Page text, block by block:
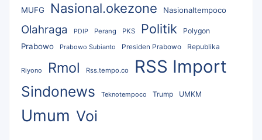
MUFG Nasional.okezone Nasionaltempoco
Olahraga PDIP Perang PKS Politik Polygon
Prabowo Prabowo Subianto Presiden Prabowo Republika
Riyono Rmol Rss.tempo.co RSS Import
Sindonews Teknotempoco Trump UMKM
Umum Voi